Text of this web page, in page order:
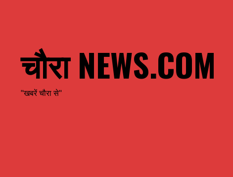
चौरा NEWS.COM
"खबरें चौरा से"